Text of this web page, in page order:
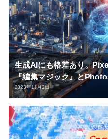
生成AIにも格差あり。
『編集マジック』と
2023年11月2日